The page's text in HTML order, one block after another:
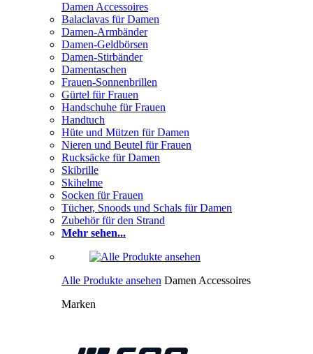
Damen Accessoires
Balaclavas für Damen
Damen-Armbänder
Damen-Geldbörsen
Damen-Stirbänder
Damentaschen
Frauen-Sonnenbrillen
Gürtel für Frauen
Handschuhe für Frauen
Handtuch
Hüte und Mützen für Damen
Nieren und Beutel für Frauen
Rucksäcke für Damen
Skibrille
Skihelme
Socken für Frauen
Tücher, Snoods und Schals für Damen
Zubehör für den Strand
Mehr sehen...
Alle Produkte ansehen Damen Accessoires
Marken